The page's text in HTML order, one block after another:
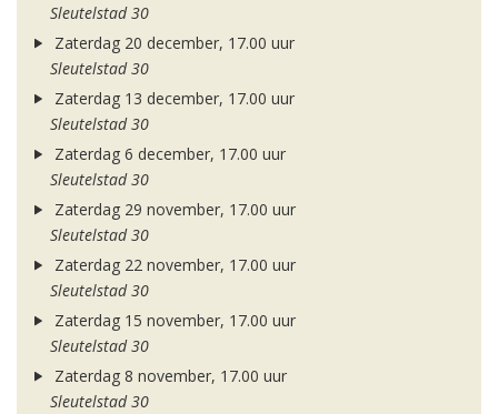
Sleutelstad 30
Zaterdag 20 december, 17.00 uur
Sleutelstad 30
Zaterdag 13 december, 17.00 uur
Sleutelstad 30
Zaterdag 6 december, 17.00 uur
Sleutelstad 30
Zaterdag 29 november, 17.00 uur
Sleutelstad 30
Zaterdag 22 november, 17.00 uur
Sleutelstad 30
Zaterdag 15 november, 17.00 uur
Sleutelstad 30
Zaterdag 8 november, 17.00 uur
Sleutelstad 30